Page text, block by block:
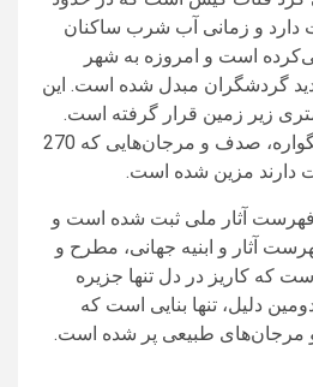
قدمت دارد و زمانی آب شرب ساکنان
است و امروزه به شهر
گردشگران مبدل شده است. این
دیدنی در عمق 16 متری زیر زمین قرار گرفته است.
بخشی از سقف آن با سنگواره، صدف و مرجان‌هایی که 270
فهرست آثار ملی ثبت شده است و
آثار و ابنیه جهانی، مطرح و
که کاریز در دل تنها جزیره
دلیل، تنها بنایی است که
طبیعی پر شده است.